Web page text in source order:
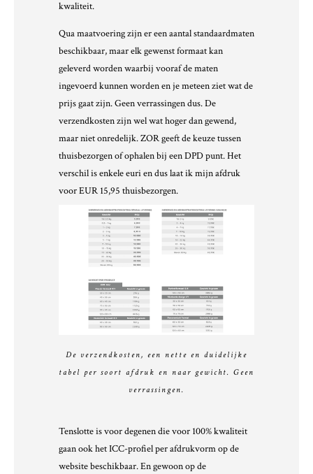
kwaliteit.
Qua maatvoering zijn er een aantal standaardmaten
beschikbaar, maar elk gewenst formaat kan
geleverd worden waarbij vooraf de maten
ingevoerd kunnen worden en je meteen ziet wat de
prijs gaat zijn. Geen verrassingen dus. De
verzendkosten zijn wel wat hoger dan gewend,
maar niet onredelijk. ZOR geeft de keuze tussen
thuisbezorgen of ophalen bij een DPD punt. Het
verschil is enkele euri en dus laat ik mijn afdruk
voor EUR 15,95 thuisbezorgen.
De verzendkosten, een nette en duidelijke
tabel per soort afdruk en naar gewicht. Geen
verrassingen.
Tenslotte is voor degenen die voor 100% kwaliteit
gaan ook het ICC-profiel per afdrukvorm op de
website beschikbaar. En gewoon op de